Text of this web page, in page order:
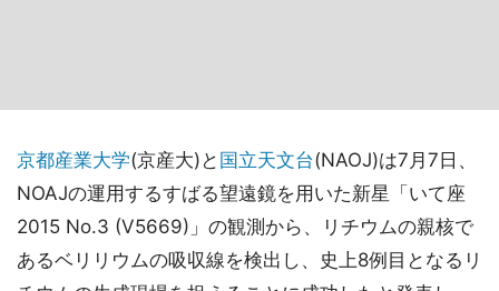
京都産業大学(京産大)と 国立天文台(NAOJ)は7月7日、
NOAJの運用するすばる望遠鏡を用いた新星「いて座
2015 No.3 (V5669)」の観測から、リチウムの親核で
あるベリリウムの吸収線を検出し、史上8例目となるリ